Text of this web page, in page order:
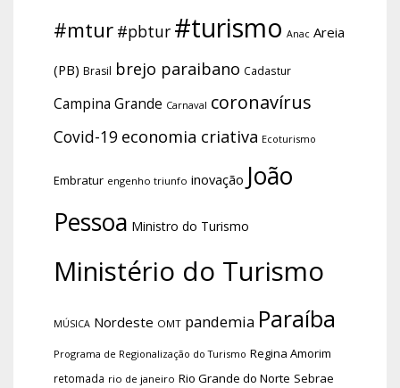
#mtur #pbtur #turismo Anac Areia
(PB) Brasil brejo paraibano Cadastur
Campina Grande Carnaval coronavírus
Covid-19 economia criativa Ecoturismo
Embratur engenho triunfo inovação João
Pessoa Ministro do Turismo
Ministério do Turismo
MÚSICA Nordeste OMT pandemia Paraíba
Programa de Regionalização do Turismo Regina Amorim
retomada rio de janeiro Rio Grande do Norte Sebrae